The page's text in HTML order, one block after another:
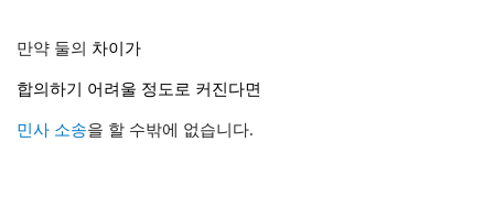
만약 둘의 차이가
합의하기 어려울 정도로 커진다면
민사 소송을 할 수밖에 없습니다.